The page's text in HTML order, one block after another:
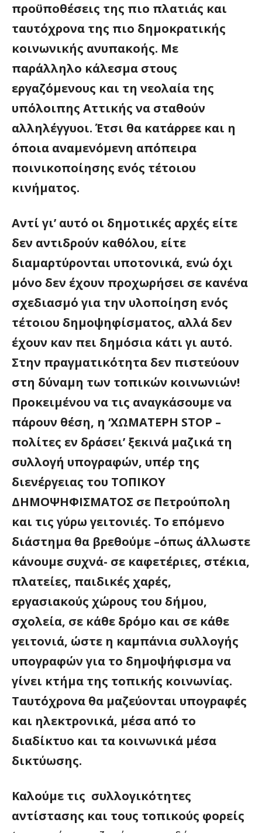
προϋποθέσεις της πιο πλατιάς και
ταυτόχρονα της πιο δημοκρατικής
κοινωνικής ανυπακοής. Με
παράλληλο κάλεσμα στους
εργαζόμενους και τη νεολαία της
υπόλοιπης Αττικής να σταθούν
αλληλέγγυοι. Έτσι θα κατάρρεε και η
όποια αναμενόμενη απόπειρα
ποινικοποίησης ενός τέτοιου
κινήματος.
Αντί γι’ αυτό οι δημοτικές αρχές είτε
δεν αντιδρούν καθόλου, είτε
διαμαρτύρονται υποτονικά, ενώ όχι
μόνο δεν έχουν προχωρήσει σε κανένα
σχεδιασμό για την υλοποίηση ενός
τέτοιου δημοψηφίσματος, αλλά δεν
έχουν καν πει δημόσια κάτι γι αυτό.
Στην πραγματικότητα δεν πιστεύουν
στη δύναμη των τοπικών κοινωνιών!
Προκειμένου να τις αναγκάσουμε να
πάρουν θέση, η ‘ΧΩΜΑΤΕΡΗ STOP –
πολίτες εν δράσει’ ξεκινά μαζικά τη
συλλογή υπογραφών, υπέρ της
διενέργειας του ΤΟΠΙΚΟΥ
ΔΗΜΟΨΗΦΙΣΜΑΤΟΣ σε Πετρούπολη
και τις γύρω γειτονιές. Το επόμενο
διάστημα θα βρεθούμε –όπως άλλωστε
κάνουμε συχνά- σε καφετέριες, στέκια,
πλατείες, παιδικές χαρές,
εργασιακούς χώρους του δήμου,
σχολεία, σε κάθε δρόμο και σε κάθε
γειτονιά, ώστε η καμπάνια συλλογής
υπογραφών για το δημοψήφισμα να
γίνει κτήμα της τοπικής κοινωνίας.
Ταυτόχρονα θα μαζεύονται υπογραφές
και ηλεκτρονικά, μέσα από το
διαδίκτυο και τα κοινωνικά μέσα
δικτύωσης.
Καλούμε τις συλλογικότητες
αντίστασης και τους τοπικούς φορείς